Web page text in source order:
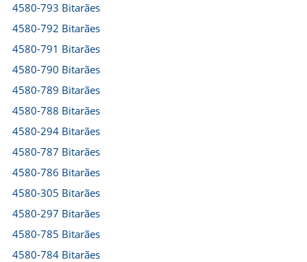
4580-793 Bitarães
4580-792 Bitarães
4580-791 Bitarães
4580-790 Bitarães
4580-789 Bitarães
4580-788 Bitarães
4580-294 Bitarães
4580-787 Bitarães
4580-786 Bitarães
4580-305 Bitarães
4580-297 Bitarães
4580-785 Bitarães
4580-784 Bitarães